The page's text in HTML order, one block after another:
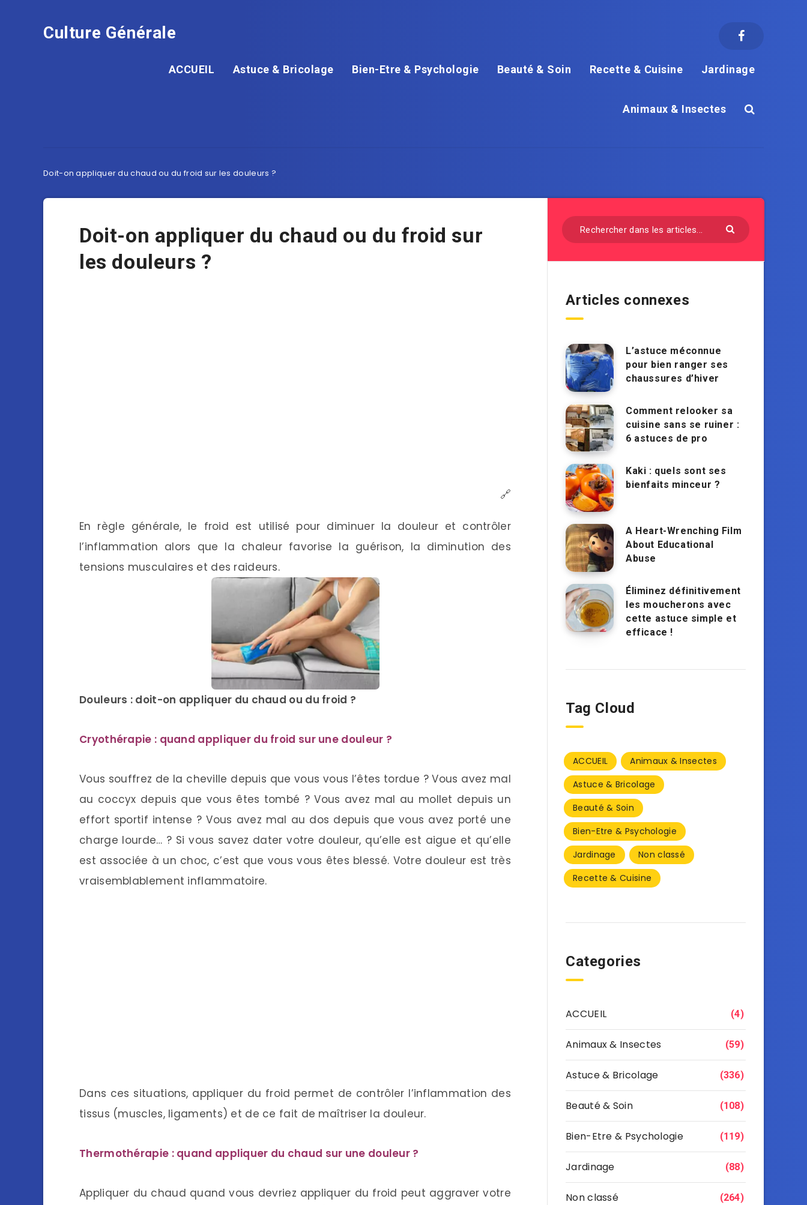
Culture Générale
ACCUEIL Astuce & Bricolage Bien-Etre & Psychologie Beauté & Soin Recette & Cuisine Jardinage
Animaux & Insectes
Doit-on appliquer du chaud ou du froid sur les douleurs ?
Doit-on appliquer du chaud ou du froid sur
les douleurs ?
🔗
En règle générale, le froid est utilisé pour diminuer la douleur et contrôler
l’inflammation alors que la chaleur favorise la guérison, la diminution des
tensions musculaires et des raideurs.
Douleurs : doit-on appliquer du chaud ou du froid ?
Cryothérapie : quand appliquer du froid sur une douleur ?
Vous souffrez de la cheville depuis que vous vous l’êtes tordue ? Vous avez mal
au coccyx depuis que vous êtes tombé ? Vous avez mal au mollet depuis un
effort sportif intense ? Vous avez mal au dos depuis que vous avez porté une
charge lourde… ? Si vous savez dater votre douleur, qu’elle est aigue et qu’elle
est associée à un choc, c’est que vous vous êtes blessé. Votre douleur est très
vraisemblablement inflammatoire.
Dans ces situations, appliquer du froid permet de contrôler l’inflammation des
tissus (muscles, ligaments) et de ce fait de maîtriser la douleur.
Thermothérapie : quand appliquer du chaud sur une douleur ?
Appliquer du chaud quand vous devriez appliquer du froid peut aggraver votre
Articles connexes
L’astuce méconnue
pour bien ranger ses
chaussures d’hiver
Comment relooker sa
cuisine sans se ruiner :
6 astuces de pro
Kaki : quels sont ses
bienfaits minceur ?
A Heart-Wrenching Film
About Educational
Abuse
Éliminez définitivement
les moucherons avec
cette astuce simple et
efficace !
Tag Cloud
ACCUEIL
Animaux & Insectes
Astuce & Bricolage
Beauté & Soin
Bien-Etre & Psychologie
Jardinage
Non classé
Recette & Cuisine
Categories
ACCUEIL (4)
Animaux & Insectes (59)
Astuce & Bricolage (336)
Beauté & Soin (108)
Bien-Etre & Psychologie (119)
Jardinage (88)
Non classé (264)